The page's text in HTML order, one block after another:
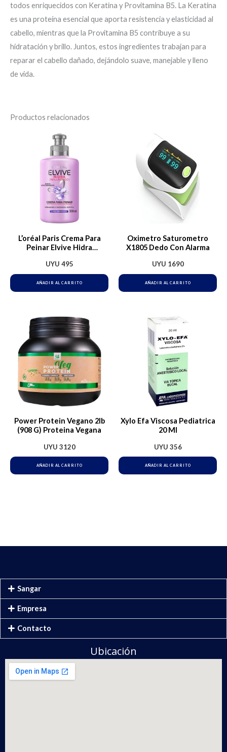
todos enriquecidos con Keratina y Provitamina B5. La Keratina
es una proteína esencial que aporta resistencia y elasticidad al
cabello, mientras que la Provitamina B5 contribuye a su
hidratación y brillo. Juntos, estos ingredientes trabajan para
reparar el cabello dañado, dejándolo suave, manejable y lleno
de vida.
Productos relacionados
L’oréal Paris Crema Para
Peinar Elvive Hidra
Intensa Hasta Por 72h, Ideal
Para Cabello Deshidratado
UYU 495
AÑADIR AL CARRITO
Oximetro Saturometro
X1805 Dedo Con Alarma
UYU 1690
AÑADIR AL CARRITO
Power Protein Vegano 2lb
(908 G) Proteina Vegana
UYU 3120
AÑADIR AL CARRITO
Xylo Efa Viscosa Pediatrica
20 Ml
UYU 356
AÑADIR AL CARRITO
Sangar
Empresa
Contacto
Ubicación